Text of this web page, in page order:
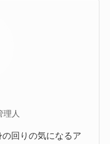
理人
回りの気になるア